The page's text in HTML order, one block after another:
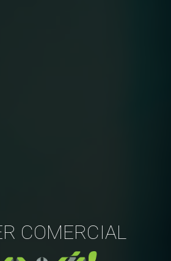
COMERCIAL